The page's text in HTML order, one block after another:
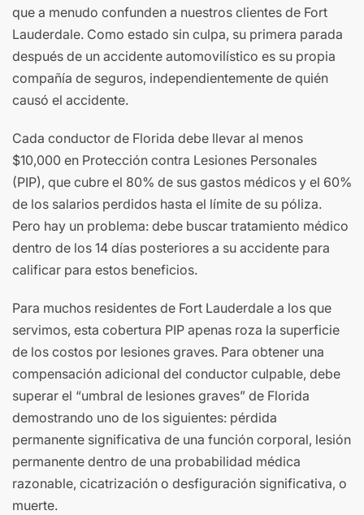
que a menudo confunden a nuestros clientes de Fort
Lauderdale. Como estado sin culpa, su primera parada
después de un accidente automovilístico es su propia
compañía de seguros, independientemente de quién
causó el accidente.
Cada conductor de Florida debe llevar al menos
$10,000 en Protección contra Lesiones Personales
(PIP), que cubre el 80% de sus gastos médicos y el 60%
de los salarios perdidos hasta el límite de su póliza.
Pero hay un problema: debe buscar tratamiento médico
dentro de los 14 días posteriores a su accidente para
calificar para estos beneficios.
Para muchos residentes de Fort Lauderdale a los que
servimos, esta cobertura PIP apenas roza la superficie
de los costos por lesiones graves. Para obtener una
compensación adicional del conductor culpable, debe
superar el “umbral de lesiones graves” de Florida
demostrando uno de los siguientes: pérdida
permanente significativa de una función corporal, lesión
permanente dentro de una probabilidad médica
razonable, cicatrización o desfiguración significativa, o
muerte.